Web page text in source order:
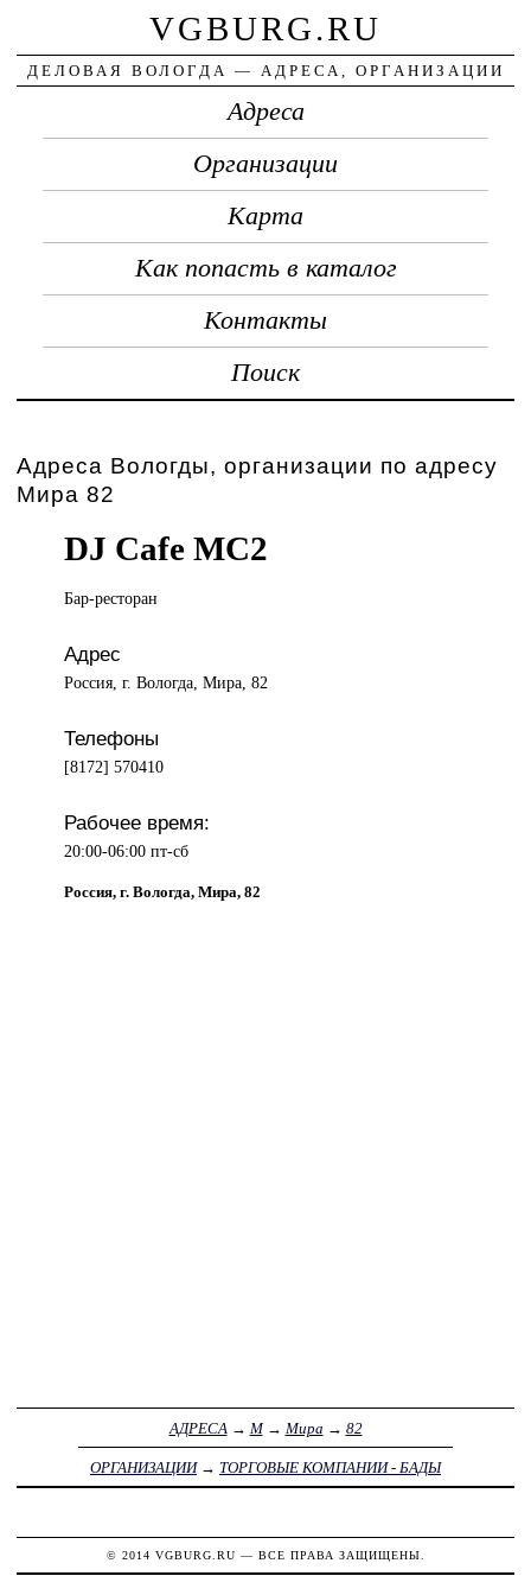
VGBURG.RU
ДЕЛОВАЯ ВОЛОГДА — АДРЕСА, ОРГАНИЗАЦИИ
Адреса
Организации
Карта
Как попасть в каталог
Контакты
Поиск
Адреса Вологды, организации по адресу
Мира 82
DJ Cafe MC2
Бар-ресторан
Адрес
Россия, г. Вологда, Мира, 82
Телефоны
[8172] 570410
Рабочее время:
20:00-06:00 пт-сб
Россия, г. Вологда, Мира, 82
АДРЕСА → М→ Мира → 82
ОРГАНИЗАЦИИ→ ТОРГОВЫЕ КОМПАНИИ - БАДЫ
© 2014 VGBURG.RU — ВСЕ ПРАВА ЗАЩИЩЕНЫ.